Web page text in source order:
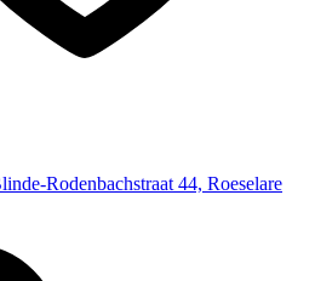
Rodenbachstraat 44, Roeselare